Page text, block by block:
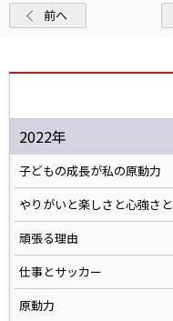
前へ
2022年
子どもの成長が私の原動力
やりがいと楽しさと心強さと
頑張る理由
仕事とサッカー
原動力